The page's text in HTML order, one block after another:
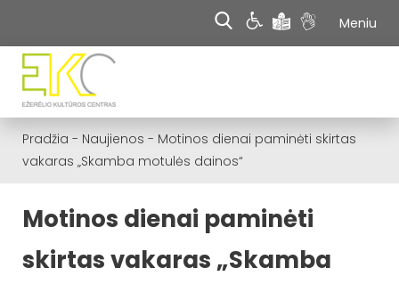
Meniu
Pradžia - Naujienos - Motinos dienai paminėti skirtas
vakaras „Skamba motulės dainos“
Motinos dienai paminėti
skirtas vakaras „Skamba